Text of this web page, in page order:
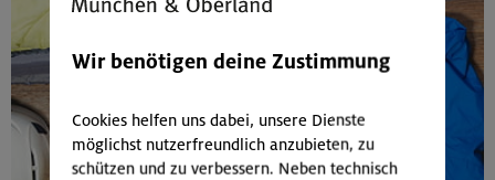
Wir benötigen deine Zustimmung
Cookies helfen uns dabei, unsere Dienste
möglichst nutzerfreundlich anzubieten, zu
schützen und zu verbessern. Neben technisch